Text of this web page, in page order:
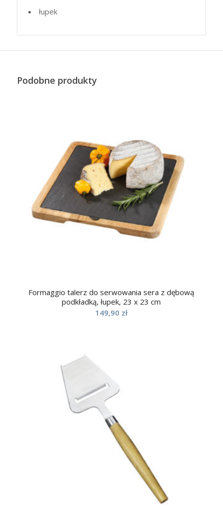
łupek
Podobne produkty
Formaggio talerz do serwowania sera z dębową
podkładką, łupek, 23 x 23 cm
149,90 zł